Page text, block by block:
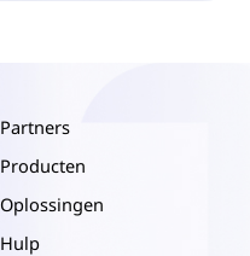
Partners
Producten
Oplossingen
Hulp